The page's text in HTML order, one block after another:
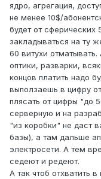
ядро, агрегация,
не менее 10$/
будет от
закладываться на ту
60 витухи
оптики, разварки,
концов платить надо
выползаешь в цифру
плясать от цифры "до
серверную и на
"из коробки" не даст
базы), а там дальше
электросети. А тем
седеют и редеют.
А так чтоб отхватить